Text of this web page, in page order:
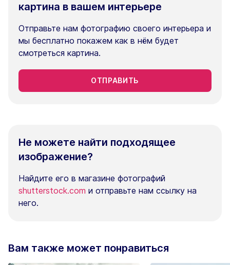
картина в вашем интерьере
Отправьте нам фотографию своего интерьера и
мы бесплатно покажем как в нём будет
смотреться картина.
ОТПРАВИТЬ
Не можете найти подходящее
изображение?
Найдите его в магазине фотографий
shutterstock.com и отправьте нам ссылку на
него.
Вам также может понравиться